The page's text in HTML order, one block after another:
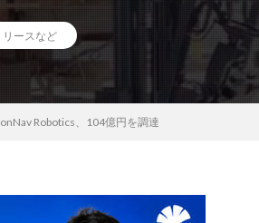
リースなど
Robotics、104億円を調達